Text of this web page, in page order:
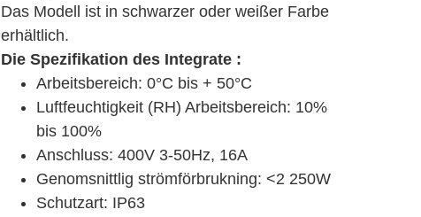
Das Modell ist in schwarzer oder weißer Farbe
erhältlich.
Die Spezifikation des Integrate :
Arbeitsbereich: 0°C bis + 50°C
Luftfeuchtigkeit (RH) Arbeitsbereich: 10%
bis 100%
Anschluss: 400V 3-50Hz, 16A
Genomsnittlig strömförbrukning: <2 250W
Schutzart: IP63